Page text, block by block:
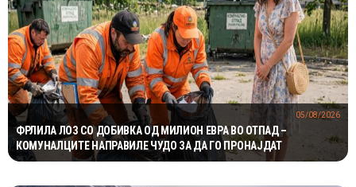
ФРЛИЛА ЛОЗ СО ДОБИВКА ОД МИЛИОН ЕВРА ВО ОТПАД –
КОМУНАЛЦИТЕ НАПРАВИЛЕ ЧУДО ЗА ДА ГО ПРОНАЈДАТ
05/08/2026